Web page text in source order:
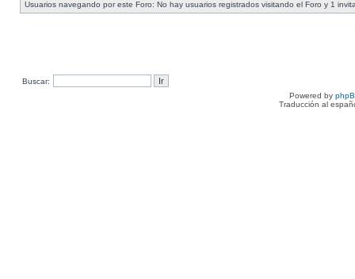
Usuarios navegando por este Foro: No hay usuarios registrados visitando el Foro y 1
Buscar:
Powered by
Traducción al